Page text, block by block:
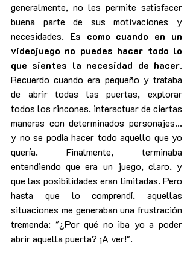
generalmente, no les permite satisfacer
buena parte de sus motivaciones y
necesidades. Es como cuando en un
videojuego no puedes hacer todo lo
que sientes la necesidad de hacer.
Recuerdo cuando era pequeño y trataba
de abrir todas las puertas, explorar
todos los rincones, interactuar de ciertas
maneras con determinados personajes...
y no se podía hacer todo aquello que yo
quería. Finalmente, terminaba
entendiendo que era un juego, claro, y
que las posibilidades eran limitadas. Pero
hasta que lo comprendí, aquellas
situaciones me generaban una frustración
tremenda: "¿Por qué no iba yo a poder
abrir aquella puerta? ¡A ver!".